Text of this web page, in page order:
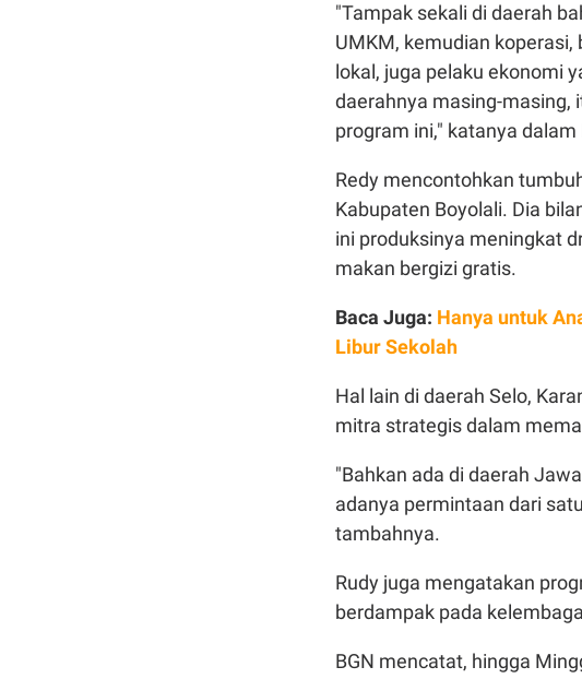
"Tampak sekali di daerah
UMKM, kemudian
lokal, juga pelaku ekonomi
daerahnya masing-masing,
program ini," katanya
Redy mencontohkan
Kabupaten Boyolali. Dia
ini produksinya meningkat
makan bergizi gratis.
Baca Juga: Hanya untuk
Libur Sekolah
Hal lain di daerah Selo,
mitra strategis dalam
"Bahkan ada di daerah
adanya permintaan dari
tambahnya.
Rudy juga mengatakan
berdampak pada
BGN mencatat, hingga